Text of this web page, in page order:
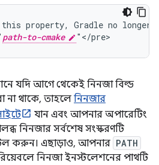
property, Gradle no longer
path-to-cmake
যদি আগে থেকেই নিনজা বিল্ড
না থাকে, তাহলে নিনজার
যান এবং আপনার অপারেটিং
নিনজার সর্বশেষ সংস্করণটি
করুন। এছাড়াও, আপনার PATH
নিনজা ইনস্টলেশনের পাথটি